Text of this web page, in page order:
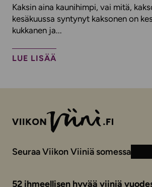
Kaksin aina kaunihimpi, vai mitä,
kesäkuussa syntynyt kaksonen on
kukkanen ja...
LUE LISÄÄ
Seuraa Viikon Viiniä somessa
52 ihmeellisen hyvää viiniä